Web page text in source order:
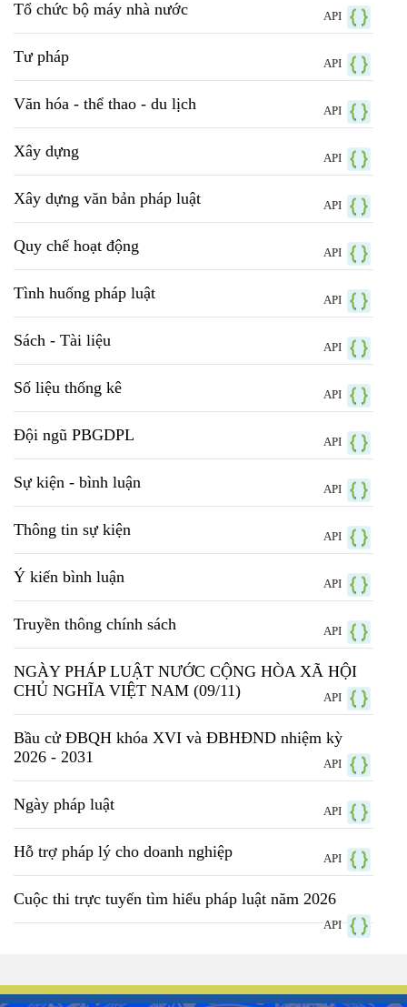
Tổ chức bộ máy nhà nước API
Tư pháp API
Văn hóa - thể thao - du lịch API
Xây dựng API
Xây dựng văn bản pháp luật API
Quy chế hoạt động API
Tình huống pháp luật API
Sách - Tài liệu API
Số liệu thống kê API
Đội ngũ PBGDPL API
Sự kiện - bình luận API
Thông tin sự kiện API
Ý kiến bình luận API
Truyền thông chính sách API
NGÀY PHÁP LUẬT NƯỚC CỘNG HÒA XÃ HỘI
CHỦ NGHĨA VIỆT NAM (09/11)
API
Bầu cử ĐBQH khóa XVI và ĐBHĐND nhiệm kỳ
2026 - 2031
API
Ngày pháp luật API
Hỗ trợ pháp lý cho doanh nghiệp API
Cuộc thi trực tuyến tìm hiểu pháp luật năm 2026
API